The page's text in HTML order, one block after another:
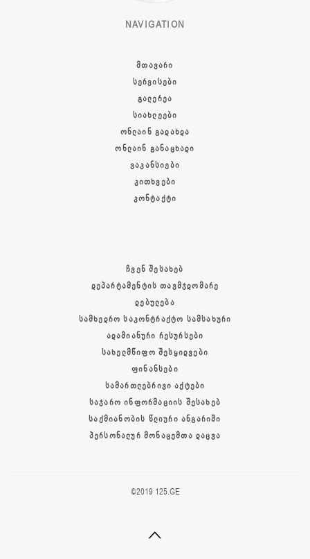
NAVIGATION
ᲛᲗᲐᲕᲐᲠᲘ
ᲡᲔᲠᲕᲘᲡᲔᲑᲘ
ᲒᲐᲚᲔᲠᲔᲐ
ᲡᲘᲐᲮᲚᲔᲔᲑᲘ
ᲝᲜᲚᲐᲘᲜ ᲒᲐᲓᲐᲮᲓᲐ
ᲝᲜᲚᲐᲘᲜ ᲒᲐᲜᲐᲪᲮᲐᲓᲘ
ᲕᲐᲙᲐᲜᲡᲘᲔᲑᲘ
ᲙᲘᲗᲮᲕᲔᲑᲘ
ᲙᲝᲜᲢᲐᲥᲢᲘ
ᲩᲕᲔᲜ ᲨᲔᲡᲐᲮᲔᲑ
ᲓᲔᲞᲐᲠᲢᲐᲛᲔᲜᲢᲘᲡ ᲗᲐᲕᲛᲯᲓᲝᲛᲐᲠᲔ
ᲓᲔᲑᲣᲚᲔᲑᲐ
ᲡᲐᲛᲮᲔᲓᲠᲝ ᲡᲐᲙᲝᲜᲢᲠᲐᲥᲢᲝ ᲡᲐᲛᲡᲐᲮᲣᲠᲘ
ᲐᲓᲐᲛᲘᲐᲜᲣᲠᲘ ᲠᲔᲡᲣᲠᲡᲔᲑᲘ
ᲡᲐᲮᲔᲚᲛᲬᲘᲤᲝ ᲨᲔᲡᲧᲘᲓᲕᲔᲑᲘ
ᲤᲘᲜᲐᲜᲡᲔᲑᲘ
ᲡᲐᲛᲐᲠᲗᲚᲔᲑᲠᲘᲕᲘ ᲐᲥᲢᲔᲑᲘ
ᲡᲐᲯᲐᲠᲝ ᲘᲜᲤᲝᲠᲛᲐᲪᲘᲘᲡ ᲨᲔᲡᲐᲮᲔᲑ
ᲡᲐᲥᲛᲘᲐᲜᲝᲑᲘᲡ ᲬᲚᲘᲣᲠᲘ ᲐᲜᲒᲐᲠᲘᲨᲘ
ᲞᲔᲠᲡᲝᲜᲐᲚᲣᲠ ᲛᲝᲜᲐᲪᲔᲛᲗᲐ ᲓᲐᲪᲕᲐ
©2019 125.GE